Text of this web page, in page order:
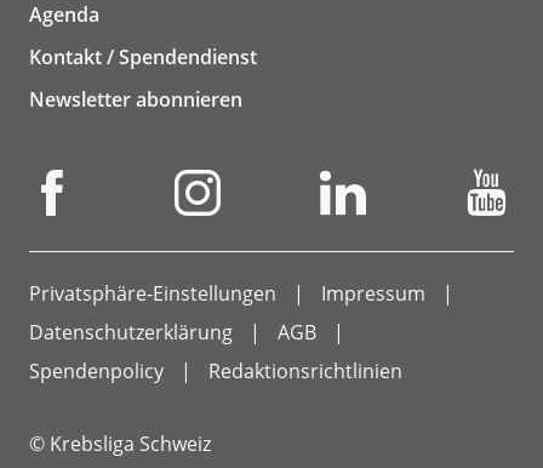
Agenda
Kontakt / Spendendienst
Newsletter abonnieren
Privatsphäre-Einstellungen
Impressum
Datenschutzerklärung
AGB
Spendenpolicy
Redaktionsrichtlinien
© Krebsliga Schweiz